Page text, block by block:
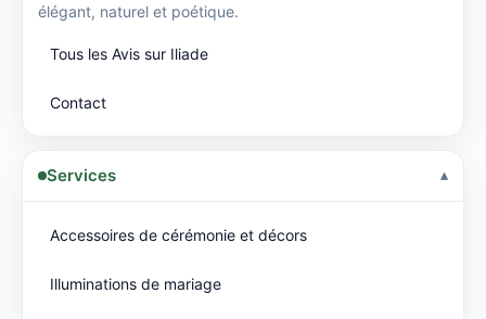
élégant, naturel et poétique.
Tous les Avis sur Iliade
Contact
Services
Accessoires de cérémonie et décors
Illuminations de mariage